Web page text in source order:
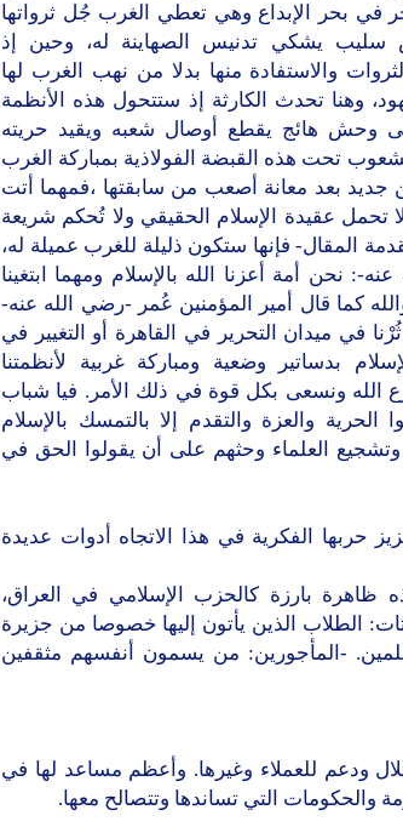
في بحر الإبداع وهي تعطي الغرب جُل ثرواتها
سليب يشكي تدنيس الصهاينة له، وحين إذ
والاستفادة منها بدلا من نهب الغرب لها
وهنا تحدث الكارثة إذ ستتحول هذه الأنظمة
وحش هائج يقطع أوصال شعبه ويقيد حريته
تحت هذه القبضة الفولاذية بمباركة الغرب
جديد بعد معانة أصعب من سابقتها ،فمهما أتت
تحمل عقيدة الإسلام الحقيقي ولا تُحكم شريعة
المقال- فإنها ستكون ذليلة للغرب عميلة له،
: نحن أمة أعزنا الله بالإسلام ومهما ابتغينا
كما قال أمير المؤمنين عُمر -رضي الله عنه-
في ميدان التحرير في القاهرة أو التغيير في
بدساتير وضعية ومباركة غربية لأنظمتنا
الله ونسعى بكل قوة في ذلك الأمر. فيا شباب
الحرية والعزة والتقدم إلا بالتمسك بالإسلام
وتشجيع العلماء وحثهم على أن يقولوا الحق في
حربها الفكرية في هذا الاتجاه أدوات عديدة
ظاهرة بارزة كالحزب الإسلامي في العراق،
الطلاب الذين يأتون إليها خصوصا من جزيرة
-المأجورين: من يسمون أنفسهم مثقفين
ودعم للعملاء وغيرها. وأعظم مساعد لها في
والحكومات التي تساندها وتتصالح معها.